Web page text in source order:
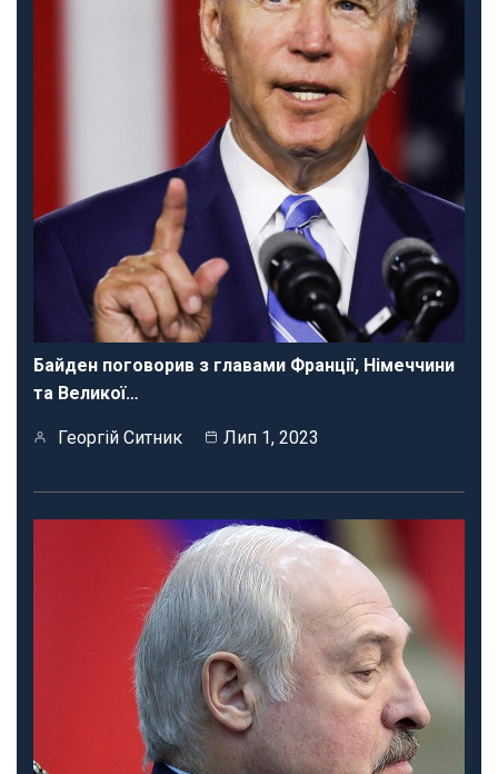
Байден поговорив з главами Франції, Німеччини
та Великої…
Георгій Ситник Лип 1, 2023